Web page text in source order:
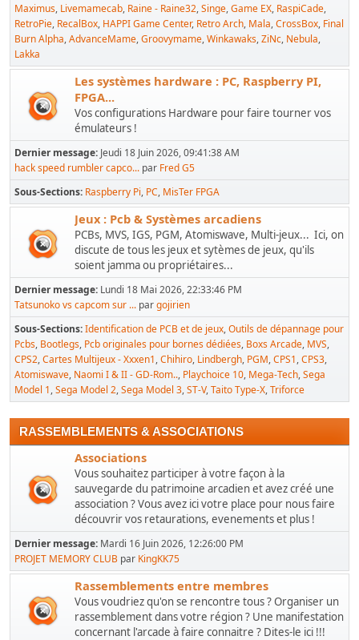
Maximus Livemamecab Raine - Raine32 Singe Game EX RaspiCade
RetroPie RecalBox HAPPI Game Center Retro Arch Mala CrossBox Final
Burn Alpha AdvanceMame Groovymame Winkawaks ZiNc Nebula
Lakka
Les systèmes hardware : PC, Raspberry PI,
FPGA...
Vos configurations Hardware pour faire tourner vos
émulateurs !
Dernier message: Jeudi 18 Juin 2026, 09:41:38 AM
hack speed rumbler capco... par Fred G5
Sous-Sections Raspberry Pi PC MisTer FPGA
Jeux : Pcb & Systèmes arcadiens
PCBs, MVS, IGS, PGM, Atomiswave, Multi-jeux... Ici, on
discute de tous les jeux et sytèmes de jeux, qu'ils
soient jamma ou propriétaires...
Dernier message: Lundi 18 Mai 2026, 22:33:46 PM
Tatsunoko vs capcom sur ... pargojirien
Sous-Sections Identification de PCB et de jeux Outils de dépannage pour
Pcbs Bootlegs Pcb originales pour bornes dédiées Boxs Arcade MVS
CPS2 Cartes Multijeux - Xxxen1 Chihiro Lindbergh PGM CPS1 CPS3
Atomiswave Naomi I & II - GD-Rom.. Playchoice 10 Mega-Tech Sega
Model 1 Sega Model 2 Sega Model 3 ST-V Taito Type-X Triforce
RASSEMBLEMENTS & ASSOCIATIONS
Associations
Vous souhaitez participer à votre façon à la
sauvegarde du patrimoine arcadien et avez créé une
association ? Vous avez ici votre place pour nous faire
découvrir vos retaurations, evenements et plus !
Dernier message: Mardi 16 Juin 2026, 12:26:00 PM
PROJET MEMORY CLUB par KingKK75
Rassemblements entre membres
Vous voudriez qu'on se rencontre tous ? Organiser un
rassemblement dans votre région ? Une manifestation
concernant l'arcade à faire connaitre ? Dites-le ici !!!